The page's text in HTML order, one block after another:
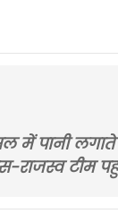
में पानी
राजस्व टीम